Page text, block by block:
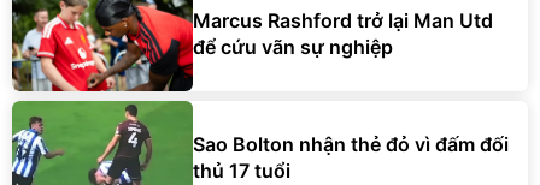
Marcus Rashford trở lại Man Utd
để cứu vãn sự nghiệp
Sao Bolton nhận thẻ đỏ vì đấm đối
thủ 17 tuổi